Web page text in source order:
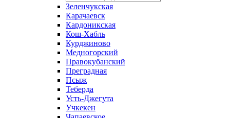
Зеленчукская
Карачаевск
Кардоникская
Кош-Хабль
Курджиново
Медногорский
Правокубанский
Преградная
Псыж
Теберда
Усть-Джегута
Учкекен